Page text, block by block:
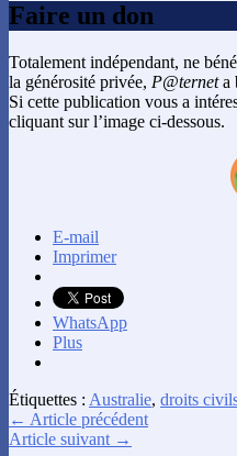
Faire un don
Totalement indépendant, ne
la générosité privée, P@terneta
Si cette publication vous a
cliquant sur l’image ci-dessous.
E-mail
Imprimer
WhatsApp
Plus
Étiquettes : Australie, droits
← Article précédent
Article suivant →